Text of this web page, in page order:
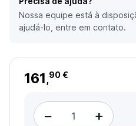
Nossa equipe está à
ajudá-lo, entre em contato.
161 ,90 €
− +